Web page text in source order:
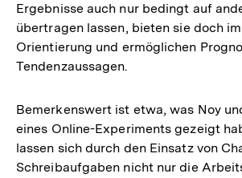
Ergebnisse auch nur bedingt auf
übertragen lassen, bieten sie doch
Orientierung und ermöglichen
Tendenzaussagen.
Bemerkenswert ist etwa, was Noy
eines Online-Experiments gezeigt
lassen sich durch den Einsatz von
Schreibaufgaben nicht nur die